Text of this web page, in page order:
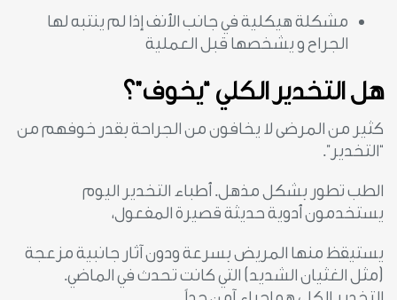
مشكلة هيكلية في جانب الأنف إذا لم ينتبه لها
الجراح و يشخصها قبل العملية
هل التخدير الكلي “يخوف”؟
كثير من المرضى لا يخافون من الجراحة بقدر خوفهم من
“التخدير”.
الطب تطور بشكل مذهل. أطباء التخدير اليوم
يستخدمون أدوية حديثة قصيرة المفعول،
يستيقظ منها المريض بسرعة ودون آثار جانبية مزعجة
(مثل الغثيان الشديد) التي كانت تحدث في الماضي.